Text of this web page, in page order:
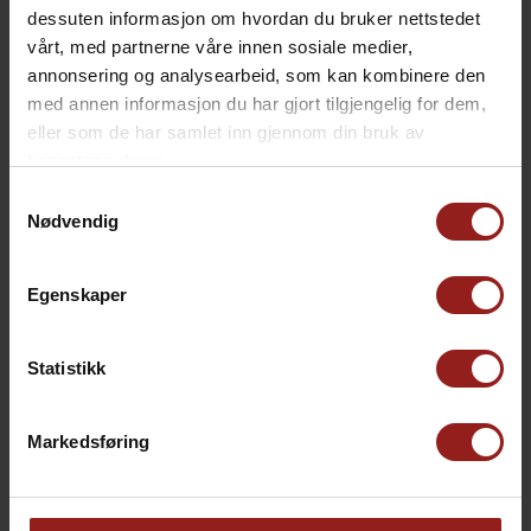
dessuten informasjon om hvordan du bruker nettstedet
vårt, med partnerne våre innen sosiale medier,
annonsering og analysearbeid, som kan kombinere den
med annen informasjon du har gjort tilgjengelig for dem,
eller som de har samlet inn gjennom din bruk av
Nødvendig
Egenskaper
Statistikk
Markedsføring
beste på jobb.
Kultur:
Gaver kan brukes til å
fremme bedriftens kultur og verdier.
Har bedriften f.eks. en grønn profil
kan gaven gjenspeile dette ved å
produsert med miljøvennlige
gave fra arbeidsgiver kan motivere
sitt beste. Hva med å gjøre gaven